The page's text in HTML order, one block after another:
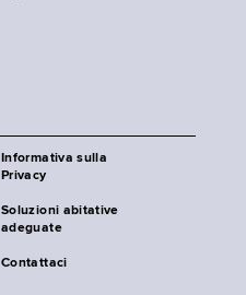
Informativa sulla
Privacy
Soluzioni abitative
adeguate
Contattaci